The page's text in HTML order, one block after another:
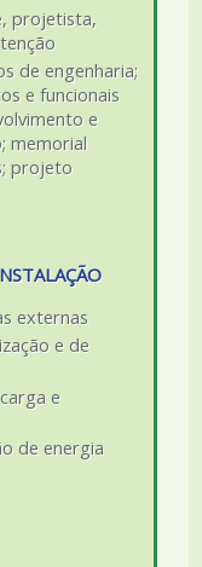
projetista,
de engenharia;
e funcionais
e
memorial
projeto
externas
e de
e
de energia